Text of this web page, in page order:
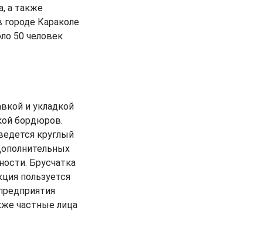
а также
Караколе
50 человек
и укладкой
бордюров.
круглый
Брусчатка
пользуется
частные лица